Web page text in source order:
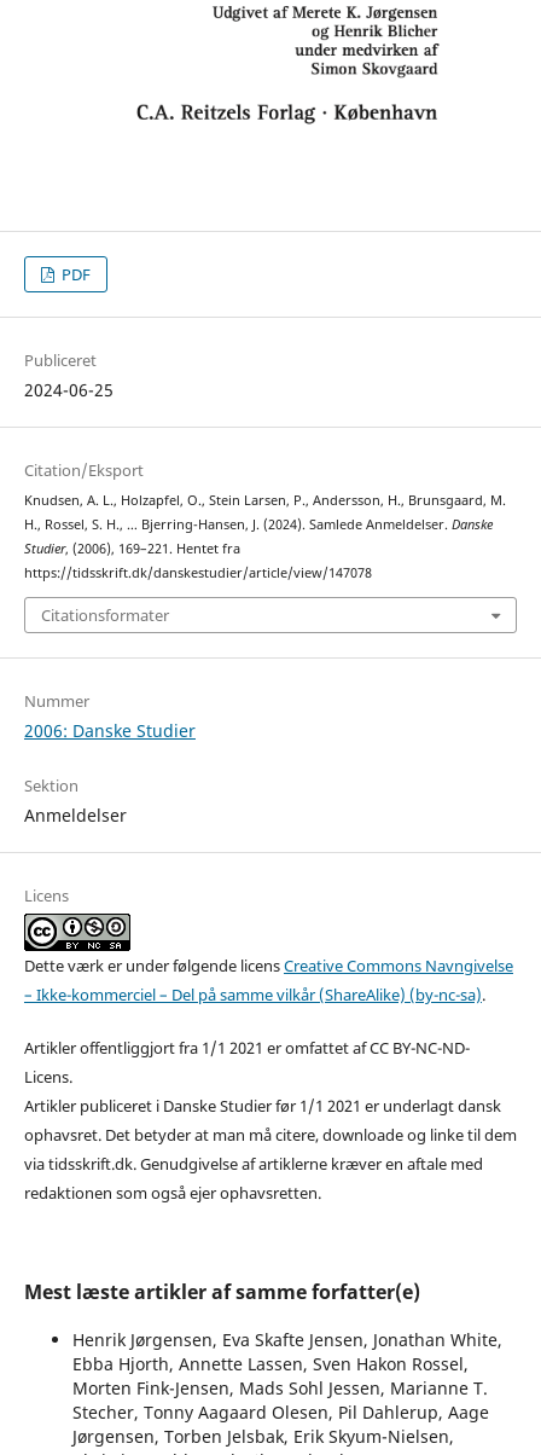
PDF
Publiceret
2024-06-25
Citation/Eksport
Knudsen, A. L., Holzapfel, O., Stein Larsen, P., Andersson, H., Brunsgaard, M.
H., Rossel, S. H., … Bjerring-Hansen, J. (2024). Samlede Anmeldelser. Danske
Studier, (2006), 169–221. Hentet fra
https://tidsskrift.dk/danskestudier/article/view/147078
Citationsformater
Nummer
2006: Danske Studier
Sektion
Anmeldelser
Licens
Dette værk er under følgende licensCreative Commons Navngivelse
– Ikke-kommerciel – Del på samme vilkår (ShareAlike) (by-nc-sa).
Artikler offentliggjort fra 1/1 2021 er omfattet af CC BY-NC-ND-
Licens.
Artikler publiceret i Danske Studier før 1/1 2021 er underlagt dansk
ophavsret. Det betyder at man må citere, downloade og linke til dem
via tidsskrift.dk. Genudgivelse af artiklerne kræver en aftale med
redaktionen som også ejer ophavsretten.
Mest læste artikler af samme forfatter(e)
Henrik Jørgensen, Eva Skafte Jensen, Jonathan White,
Ebba Hjorth, Annette Lassen, Sven Hakon Rossel,
Morten Fink-Jensen, Mads Sohl Jessen, Marianne T.
Stecher, Tonny Aagaard Olesen, Pil Dahlerup, Aage
Jørgensen, Torben Jelsbak, Erik Skyum-Nielsen,